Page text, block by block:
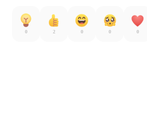
加入我们
0 2 0 0 0